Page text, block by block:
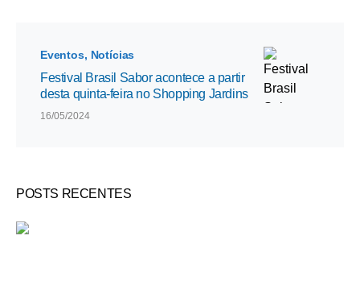
Eventos Notícias
Festival Brasil Sabor acontece a partir
desta quinta-feira no Shopping Jardins
16/05/2024
POSTS RECENTES